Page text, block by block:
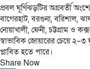
প্রবল ঘূর্ণিঝড়টির অগ্রবর্তী
বাগেরহাট, বরগুনা, বরিশাল,
নোয়াখালী, ফেনী, চট্টগ্রাম ও
স্বাভাবিক জোয়ারের চেয়ে
প্লাবিত হতে পারে।
Share Now